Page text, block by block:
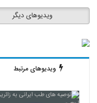
ویدیوهای دیگر
ویدیوهای مرتبط